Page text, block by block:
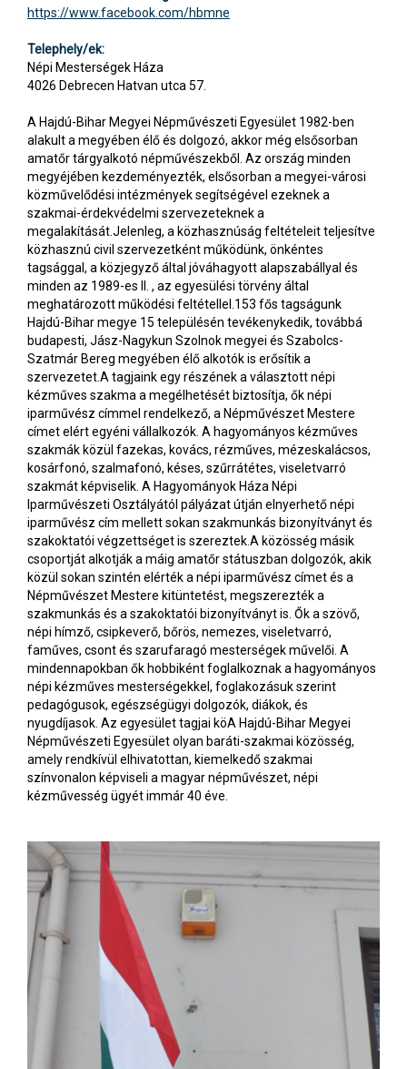
https://www.facebook.com/hbmne
Telephely/ek:
Népi Mesterségek Háza
4026 Debrecen Hatvan utca 57.
A Hajdú-Bihar Megyei Népművészeti Egyesület 1982-ben
alakult a megyében élő és dolgozó, akkor még elsősorban
amatőr tárgyalkotó népművészekből. Az ország minden
megyéjében kezdeményezték, elsősorban a megyei-városi
közművelődési intézmények segítségével ezeknek a
szakmai-érdekvédelmi szervezeteknek a
megalakítását.Jelenleg, a közhasznúság feltételeit teljesítve
közhasznú civil szervezetként működünk, önkéntes
tagsággal, a közjegyző által jóváhagyott alapszabállyal és
minden az 1989-es II. , az egyesülési törvény által
meghatározott működési feltétellel.153 fős tagságunk
Hajdú-Bihar megye 15 településén tevékenykedik, továbbá
budapesti, Jász-Nagykun Szolnok megyei és Szabolcs-
Szatmár Bereg megyében élő alkotók is erősítik a
szervezetet.A tagjaink egy részének a választott népi
kézműves szakma a megélhetését biztosítja, ők népi
iparművész címmel rendelkező, a Népművészet Mestere
címet elért egyéni vállalkozók. A hagyományos kézműves
szakmák közül fazekas, kovács, rézműves, mézeskalácsos,
kosárfonó, szalmafonó, késes, szűrrátétes, viseletvarró
szakmát képviselik. A Hagyományok Háza Népi
Iparművészeti Osztályától pályázat útján elnyerhető népi
iparművész cím mellett sokan szakmunkás bizonyítványt és
szakoktatói végzettséget is szereztek.A közösség másik
csoportját alkotják a máig amatőr státuszban dolgozók, akik
közül sokan szintén elérték a népi iparművész címet és a
Népművészet Mestere kitüntetést, megszerezték a
szakmunkás és a szakoktatói bizonyítványt is. Ők a szövő,
népi hímző, csipkeverő, bőrös, nemezes, viseletvarró,
faműves, csont és szarufaragó mesterségek művelői. A
mindennapokban ők hobbiként foglalkoznak a hagyományos
népi kézműves mesterségekkel, foglakozásuk szerint
pedagógusok, egészségügyi dolgozók, diákok, és
nyugdíjasok. Az egyesület tagjai köA Hajdú-Bihar Megyei
Népművészeti Egyesület olyan baráti-szakmai közösség,
amely rendkívül elhivatottan, kiemelkedő szakmai
színvonalon képviseli a magyar népművészet, népi
kézművesség ügyét immár 40 éve.